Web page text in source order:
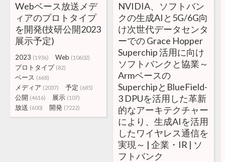
Webベース放送メデ
ィアのプロトタイプ
を開発(技研公開2023
展示予定)
2023 (1936) Web (10602)
プロトタイプ (82)
ベース (668)
メディア (2037) 予定 (685)
公開 (4616) 展示 (107)
放送 (600) 開発 (7222)
NVIDIA、ソフトバン
クの生成AIと5G/6G向
け次世代データセンタ
ーでの Grace Hopper
Superchip 活用に向け
ソフトバンクと協業～
Armベースの
SuperchipとBlueField-
3 DPUを活用した革新
的なアーキテクチャー
により、生成AIを活用
したワイヤレス通信を
実現～ | 企業・IR | ソ
フトバンク